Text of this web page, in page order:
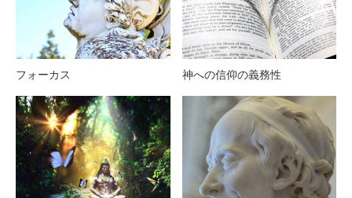
フォーカス 神への信仰の義務性